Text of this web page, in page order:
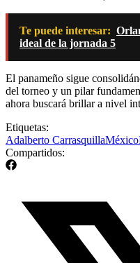
Te puede interesar:
ideal de la jornada 5
El panameño sigue
del torneo y un pilar
ahora buscará brillar a nivel
Etiquetas:
Adalberto CarrasquillaMéxico
Compartidos: